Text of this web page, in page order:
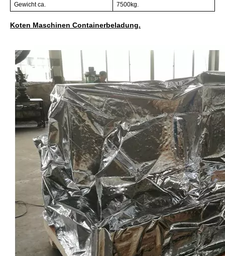
Gewicht ca.
7500kg.
Koten Maschinen Containerbeladung.